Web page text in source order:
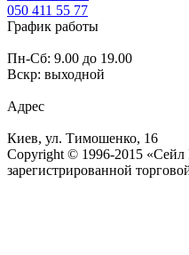
050 411 55 77
График работы
Пн-Сб: 9.00 до 19.00
Вскр: выходной
Адрес
Киев, ул. Тимошенко, 16
Copyright © 1996-2015 «Сейл
зарегистрированной